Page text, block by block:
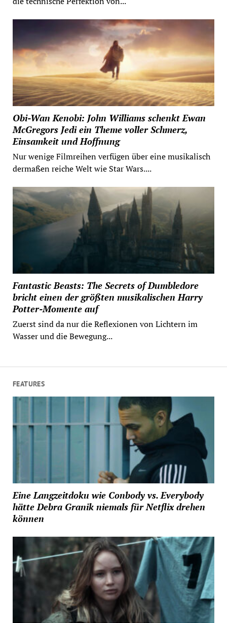
Obi-Wan Kenobi: John Williams schenkt Ewan
McGregors Jedi ein Theme voller Schmerz,
Einsamkeit und Hoffnung
Nur wenige Filmreihen verfügen über eine musikalisch
dermaßen reiche Welt wie Star Wars....
Fantastic Beasts: The Secrets of Dumbledore
bricht einen der größten musikalischen Harry
Potter-Momente auf
Zuerst sind da nur die Reflexionen von Lichtern im
Wasser und die Bewegung...
FEATURES
Eine Langzeitdoku wie Conbody vs. Everybody
hätte Debra Granik niemals für Netflix drehen
können